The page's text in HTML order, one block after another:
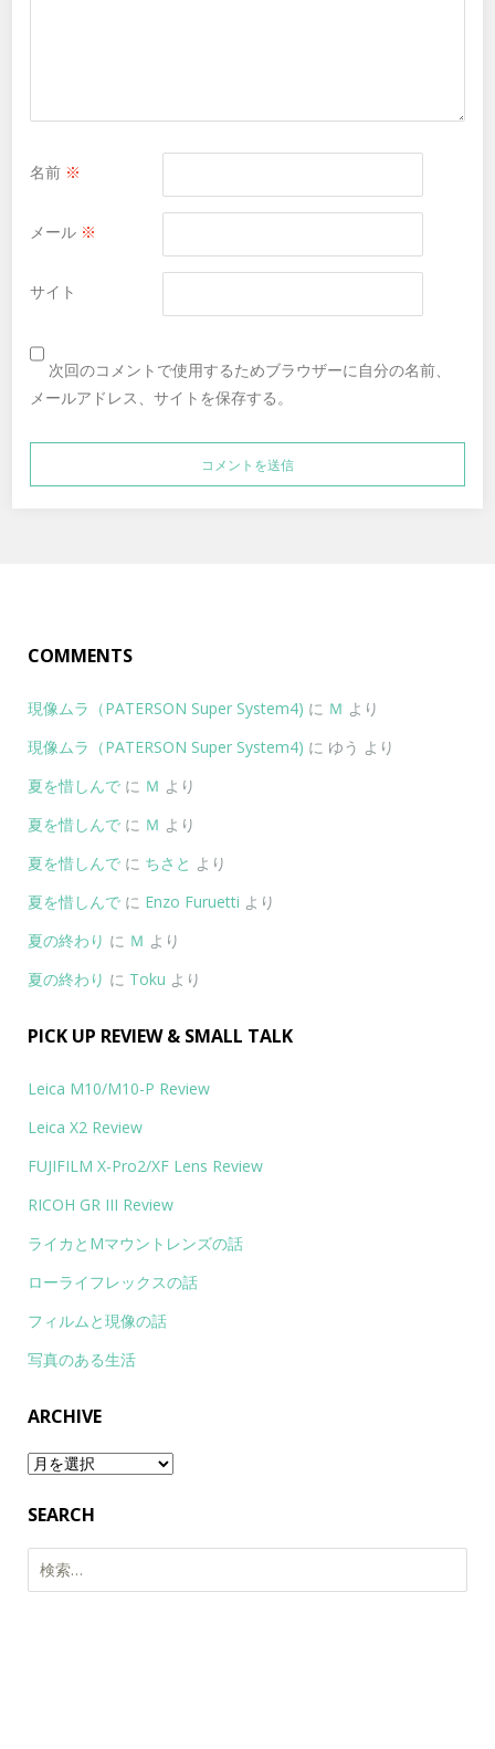
名前 ※
メール ※
サイト
次回のコメントで使用するためブラウザーに自分の名前、
メールアドレス、サイトを保存する。
COMMENTS
現像ムラ（PATERSON Super System4) に Ｍ より
現像ムラ（PATERSON Super System4) に ゆう より
夏を惜しんで に Ｍ より
夏を惜しんで に Ｍ より
夏を惜しんで に ちさと より
夏を惜しんで に Enzo Furuetti より
夏の終わり に Ｍ より
夏の終わり に Toku より
PICK UP REVIEW & SMALL TALK
Leica M10/M10-P Review
Leica X2 Review
FUJIFILM X-Pro2/XF Lens Review
RICOH GR III Review
ライカとMマウントレンズの話
ローライフレックスの話
フィルムと現像の話
写真のある生活
ARCHIVE
Archive
SEARCH
索: